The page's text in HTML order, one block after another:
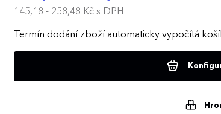
145,18 - 258,48 Kčs DPH
Termín dodání zboží automaticky vypočítá